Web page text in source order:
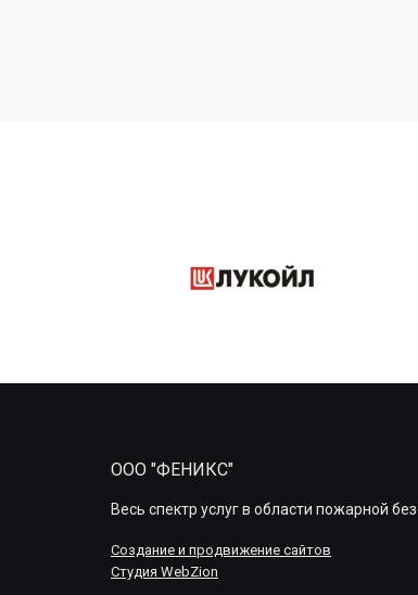
ООО "ФЕНИКС"
Весь спектр услуг в области пожарной
Создание и продвижение сайтов
Студия WebZion